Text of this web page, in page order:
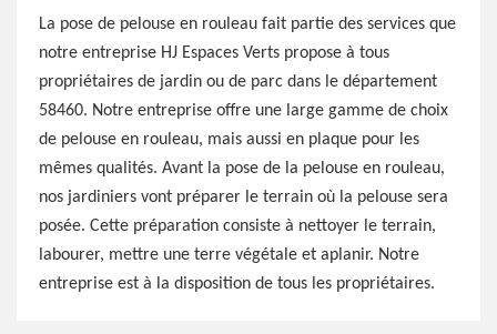
La pose de pelouse en rouleau fait partie des services que
notre entreprise HJ Espaces Verts propose à tous
propriétaires de jardin ou de parc dans le département
58460. Notre entreprise offre une large gamme de choix
de pelouse en rouleau, mais aussi en plaque pour les
mêmes qualités. Avant la pose de la pelouse en rouleau,
nos jardiniers vont préparer le terrain où la pelouse sera
posée. Cette préparation consiste à nettoyer le terrain,
labourer, mettre une terre végétale et aplanir. Notre
entreprise est à la disposition de tous les propriétaires.